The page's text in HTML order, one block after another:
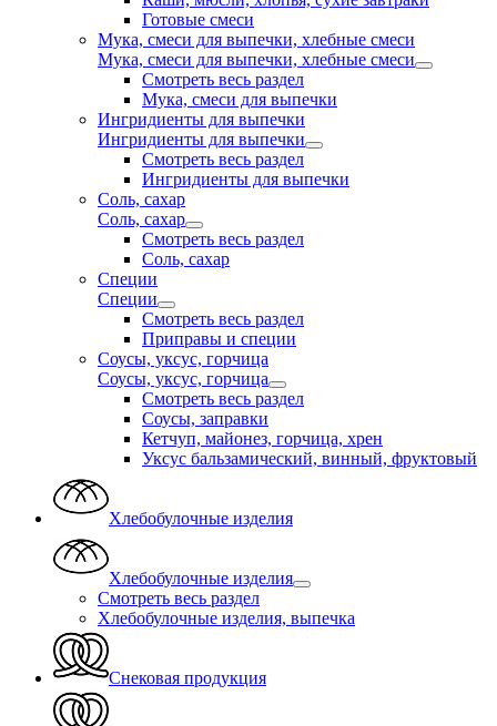
Готовые смеси
Мука, смеси для выпечки, хлебные смеси
Мука, смеси для выпечки, хлебные смеси
Смотреть весь раздел
Мука, смеси для выпечки
Ингридиенты для выпечки
Ингридиенты для выпечки
Смотреть весь раздел
Ингридиенты для выпечки
Соль, сахар
Соль, сахар
Смотреть весь раздел
Соль, сахар
Специи
Специи
Смотреть весь раздел
Приправы и специи
Соусы, уксус, горчица
Соусы, уксус, горчица
Смотреть весь раздел
Соусы, заправки
Кетчуп, майонез, горчица, хрен
Уксус бальзамический, винный, фруктовый
Хлебобулочные изделия
Хлебобулочные изделия
Смотреть весь раздел
Хлебобулочные изделия, выпечка
Снековая продукция